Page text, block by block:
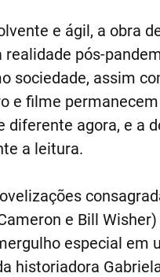
e ágil, a obra
pós-
sociedade, assim
e filme
diferente agora, e a
a leitura.
e Bill Wisher)
especial em
historiadora